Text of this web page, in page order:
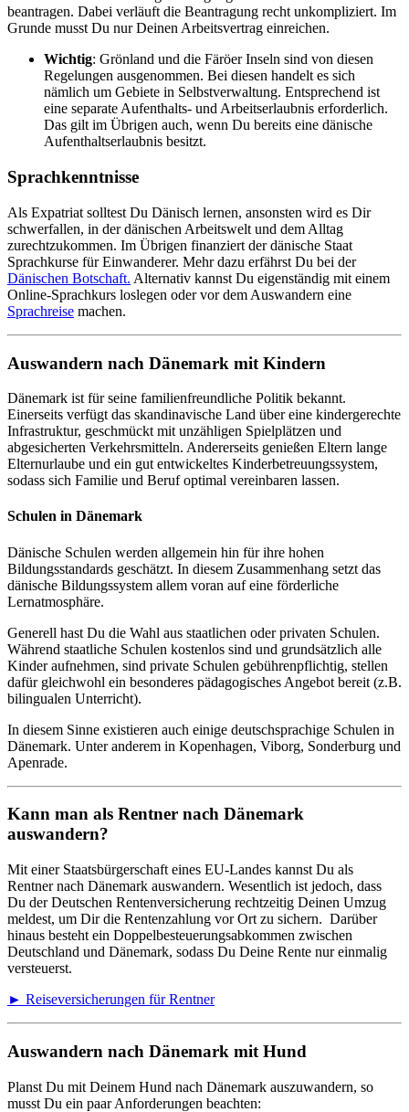
beantragen. Dabei verläuft die Beantragung recht unkompliziert. Im
Grunde musst Du nur Deinen Arbeitsvertrag einreichen.
Wichtig: Grönland und die Färöer Inseln sind von diesen
Regelungen ausgenommen. Bei diesen handelt es sich
nämlich um Gebiete in Selbstverwaltung. Entsprechend ist
eine separate Aufenthalts- und Arbeitserlaubnis erforderlich.
Das gilt im Übrigen auch, wenn Du bereits eine dänische
Aufenthaltserlaubnis besitzt.
Sprachkenntnisse
Als Expatriat solltest Du Dänisch lernen, ansonsten wird es Dir
schwerfallen, in der dänischen Arbeitswelt und dem Alltag
zurechtzukommen. Im Übrigen finanziert der dänische Staat
Sprachkurse für Einwanderer. Mehr dazu erfährst Du bei der
Dänischen Botschaft. Alternativ kannst Du eigenständig mit einem
Online-Sprachkurs loslegen oder vor dem Auswandern eine
Sprachreise machen.
Auswandern nach Dänemark mit Kindern
Dänemark ist für seine familienfreundliche Politik bekannt.
Einerseits verfügt das skandinavische Land über eine kindergerechte
Infrastruktur, geschmückt mit unzähligen Spielplätzen und
abgesicherten Verkehrsmitteln. Andererseits genießen Eltern lange
Elternurlaube und ein gut entwickeltes Kinderbetreuungssystem,
sodass sich Familie und Beruf optimal vereinbaren lassen.
Schulen in Dänemark
Dänische Schulen werden allgemein hin für ihre hohen
Bildungsstandards geschätzt. In diesem Zusammenhang setzt das
dänische Bildungssystem allem voran auf eine förderliche
Lernatmosphäre.
Generell hast Du die Wahl aus staatlichen oder privaten Schulen.
Während staatliche Schulen kostenlos sind und grundsätzlich alle
Kinder aufnehmen, sind private Schulen gebührenpflichtig, stellen
dafür gleichwohl ein besonderes pädagogisches Angebot bereit (z.B.
bilingualen Unterricht).
In diesem Sinne existieren auch einige deutschsprachige Schulen in
Dänemark. Unter anderem in Kopenhagen, Viborg, Sonderburg und
Apenrade.
Kann man als Rentner nach Dänemark
auswandern?
Mit einer Staatsbürgerschaft eines EU-Landes kannst Du als
Rentner nach Dänemark auswandern. Wesentlich ist jedoch, dass
Du der Deutschen Rentenversicherung rechtzeitig Deinen Umzug
meldest, um Dir die Rentenzahlung vor Ort zu sichern. Darüber
hinaus besteht ein Doppelbesteuerungsabkommen zwischen
Deutschland und Dänemark, sodass Du Deine Rente nur einmalig
versteuerst.
► Reiseversicherungen für Rentner
Auswandern nach Dänemark mit Hund
Planst Du mit Deinem Hund nach Dänemark auszuwandern, so
musst Du ein paar Anforderungen beachten: